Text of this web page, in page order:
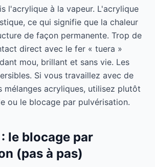
l'acrylique à la vapeur. L'acrylique
ce qui signifie que la chaleur
de façon permanente. Trop de
direct avec le fer « tuera »
mou, brillant et sans vie. Les
Si vous travaillez avec de
mélanges acryliques, utilisez plutôt
ou le blocage par pulvérisation.
le blocage par
(pas à pas)